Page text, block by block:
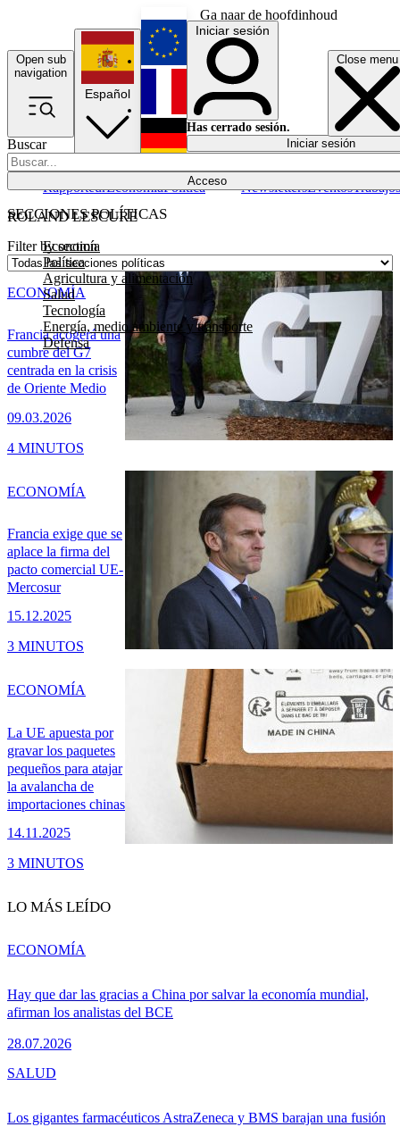
Ga naar de hoofdinhoud
Open sub
navigation
Close menu
Buscar
Acceso
SECCIONES POLÍTICAS
Economía
Política
Agricultura y alimentación
Salud
Tecnología
Energía, medio ambiente y transporte
Defensa
RapporteurEconomíaPolítica NewslettersEventosTrabajos
Español
English
Français
Iniciar sesión
Has cerrado sesión.
Iniciar sesión
ROLAND LESCURE
Filter by section
Francia acogerá una
cumbre del G7
centrada en la crisis
de Oriente Medio
09.03.2026
ECONOMÍA
4 MINUTOS
Francia exige que se
aplace la firma del
pacto comercial UE-
Mercosur
15.12.2025
ECONOMÍA
3 MINUTOS
La UE apuesta por
gravar los paquetes
pequeños para atajar
la avalancha de
importaciones chinas
14.11.2025
ECONOMÍA
3 MINUTOS
LO MÁS LEÍDO
Hay que dar las gracias a China por salvar la economía mundial,
afirman los analistas del BCE
28.07.2026
ECONOMÍA
Los gigantes farmacéuticos AstraZeneca y BMS barajan una fusión
SALUD